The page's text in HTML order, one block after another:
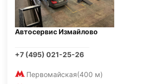
Автосервис Измайлово
+7 (495) 021-25-26
Первомайская(400 м)